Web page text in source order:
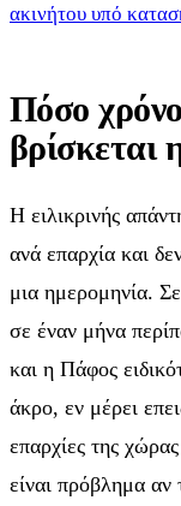
ακινήτου υπό
Πόσο
βρίσκεται
Η ειλικρινής
ανά επαρχία και
μια ημερομηνία.
σε έναν μήνα
και η Πάφος
άκρο, εν μέρει
επαρχίες της
είναι πρόβλημα αν